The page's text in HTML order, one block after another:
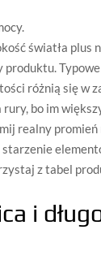
światła
różnią się w
bo im
realny
z tabel
i